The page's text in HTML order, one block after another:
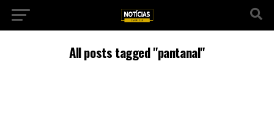
All posts tagged "pantanal"